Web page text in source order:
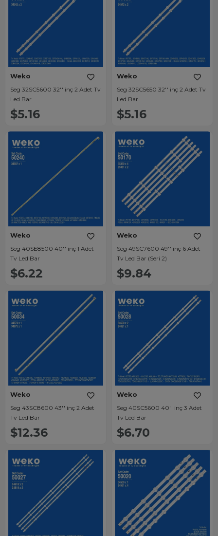
Weko
Seg 32SC5600 32'' inç 2 Adet Tv
Led Bar
$5.16
Weko
Seg 32SC5650 32'' inç 2 Adet Tv
Led Bar
$5.16
Weko
Seg 40SE8500 40'' inç 1 Adet
Tv Led Bar
$6.22
Weko
Seg 49SC7600 49'' inç 6 Adet
Tv Led Bar (Seri 2)
$9.84
Weko
Seg 43SC8600 43'' inç 2 Adet
Tv Led Bar
$12.36
Weko
Seg 40SC5600 40'' inç 3 Adet
Tv Led Bar
$6.70